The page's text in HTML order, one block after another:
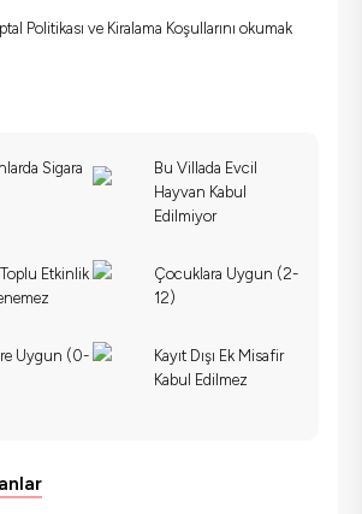
Politikası ve Kiralama Koşullarını okumak
Sigara
Bu Villada Evcil
Hayvan Kabul
Edilmiyor
Toplu Etkinlik
Çocuklara Uygun (2-
12)
Uygun (0-
Kayıt Dışı Ek Misafir
Kabul Edilmez